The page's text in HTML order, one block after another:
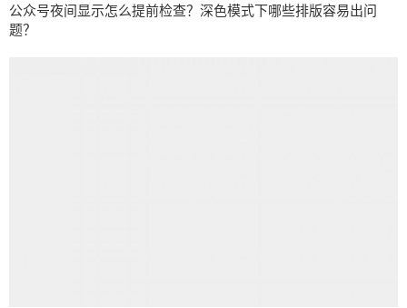
公众号夜间显示怎么提前检查？深色模式下哪些排版容易出问
题？